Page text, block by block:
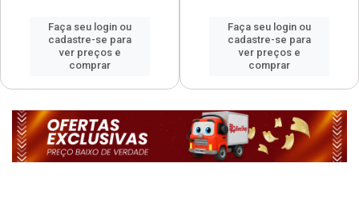
Faça seu login ou
cadastre-se para
ver preços e
comprar
Faça seu login ou
cadastre-se para
ver preços e
comprar